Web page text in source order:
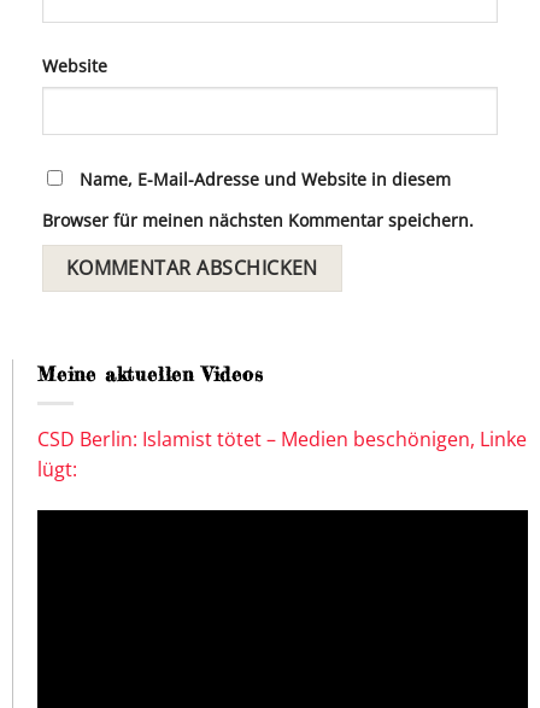
Website
Name, E-Mail-Adresse und Website in diesem
Browser für meinen nächsten Kommentar speichern.
Meine aktuellen Videos
CSD Berlin: Islamist tötet – Medien beschönigen, Linke
lügt: